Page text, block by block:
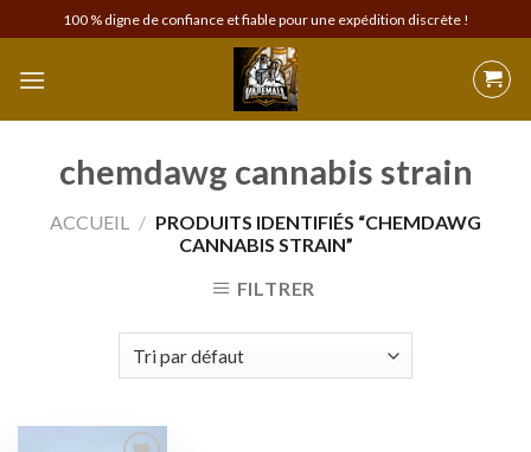
to
content
100 % digne de confiance et fiable pour une expédition discrète !
chemdawg cannabis strain
ACCUEIL / PRODUITS IDENTIFIÉS “CHEMDAWG
CANNABIS STRAIN”
FILTRER